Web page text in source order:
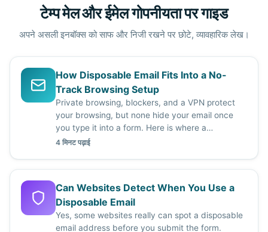
टेम्प मेल और ईमेल गोपनीयता पर गाइड
अपने असली इनबॉक्स को साफ और निजी रखने पर छोटे, व्यावहारिक लेख।
How Disposable Email Fits Into a No-
Track Browsing Setup
Private browsing, blockers, and a VPN protect
your browsing, but none hide your email once
you type it into a form. Here is where a
disposable inbox fits in.
4 मिनट पढ़ाई
Can Websites Detect When You Use a
Disposable Email
Yes, some websites really can spot a disposable
email address before you submit the form.